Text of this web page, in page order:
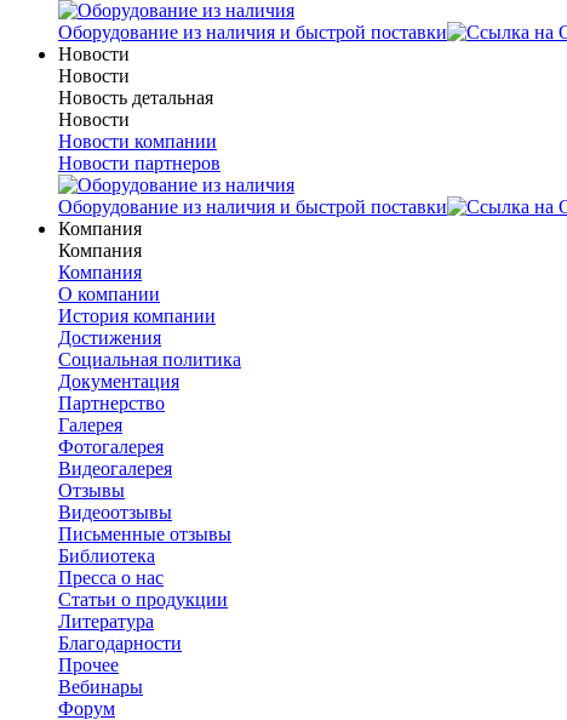
Оборудование из наличия и быстрой поставки
Новости
Новости
Новость детальная
Новости
Новости компании
Новости партнеров
Оборудование из наличия и быстрой поставки
Компания
Компания
Компания
О компании
История компании
Достижения
Социальная политика
Документация
Партнерство
Галерея
Фотогалерея
Видеогалерея
Отзывы
Видеоотзывы
Письменные отзывы
Библиотека
Пресса о нас
Статьи о продукции
Литература
Благодарности
Прочее
Вебинары
Форум